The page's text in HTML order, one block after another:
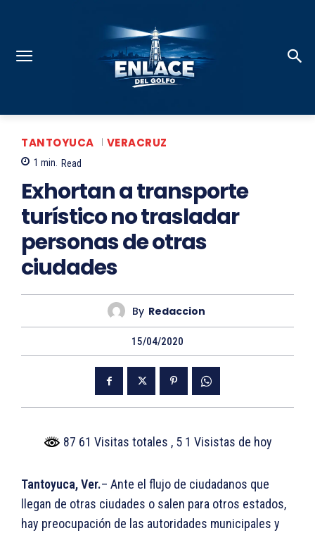
TANTOYUCA VERACRUZ
1 min. Read
Exhortan a transporte
turístico no trasladar
personas de otras
ciudades
By Redaccion
15/04/2020
87 61 Visitas totales , 5 1 Visistas de hoy
Tantoyuca, Ver.– Ante el flujo de ciudadanos que
llegan de otras ciudades o salen para otros estados,
hay preocupación de las autoridades municipales y